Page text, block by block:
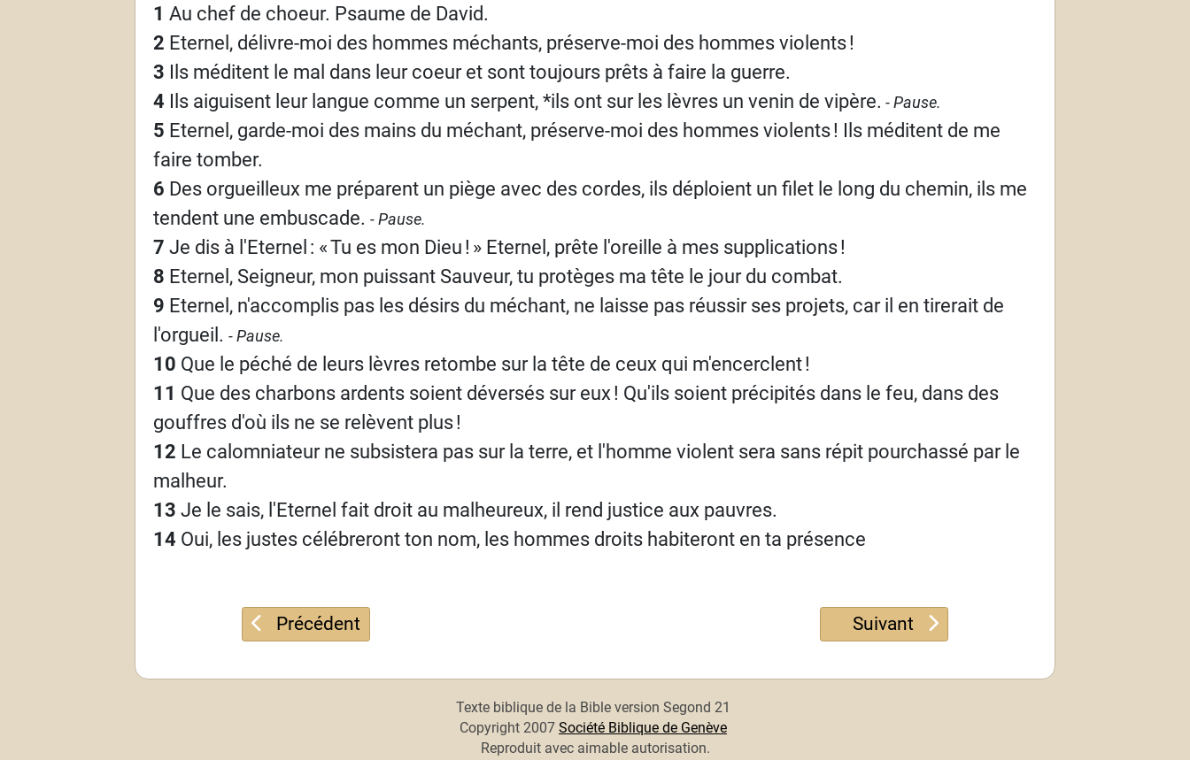
1 Au chef de choeur. Psaume de David.
2 Eternel, délivre-moi des hommes méchants, préserve-moi des hommes violents!
3 Ils méditent le mal dans leur coeur et sont toujours prêts à faire la guerre.
4 Ils aiguisent leur langue comme un serpent, *ils ont sur les lèvres un venin de vipère. - Pause.
5 Eternel, garde-moi des mains du méchant, préserve-moi des hommes violents! Ils méditent de me
faire tomber.
6 Des orgueilleux me préparent un piège avec des cordes, ils déploient un filet le long du chemin, ils me
tendent une embuscade.- Pause.
7 Je dis à l'Eternel: «Tu es mon Dieu! » Eternel, prête l'oreille à mes supplications!
8 Eternel, Seigneur, mon puissant Sauveur, tu protèges ma tête le jour du combat.
9 Eternel, n'accomplis pas les désirs du méchant, ne laisse pas réussir ses projets, car il en tirerait de
l'orgueil.- Pause.
10 Que le péché de leurs lèvres retombe sur la tête de ceux qui m'encerclent!
11 Que des charbons ardents soient déversés sur eux! Qu'ils soient précipités dans le feu, dans des
gouffres d'où ils ne se relèvent plus!
12 Le calomniateur ne subsistera pas sur la terre, et l'homme violent sera sans répit pourchassé par le
malheur.
13 Je le sais, l'Eternel fait droit au malheureux, il rend justice aux pauvres.
14 Oui, les justes célébreront ton nom, les hommes droits habiteront en ta présence
Article précédent : Psaume 139
Précédent Article suivant : Psaume 141
Suivant
Texte biblique de la Bible version Segond 21
Copyright 2007 Société Biblique de Genève
Reproduit avec aimable autorisation.